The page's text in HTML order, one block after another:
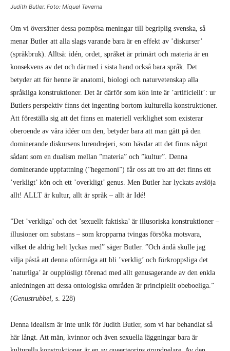
Judith Butler. Foto: Miquel Taverna
Om vi översätter dessa pompösa meningar till begriplig svenska, så
menar Butler att alla slags varande bara är en effekt av ’diskurser’
(språkbruk). Alltså: idén, ordet, språket är primärt och materia är en
konsekvens av det och därmed i sista hand också bara språk. Det
betyder att för henne är anatomi, biologi och naturvetenskap alla
språkliga konstruktioner. Det är därför som kön inte är ’artificiellt’: ur
Butlers perspektiv finns det ingenting bortom kulturella konstruktioner.
Att föreställa sig att det finns en materiell verklighet som existerar
oberoende av våra idéer om den, betyder bara att man gått på den
dominerande diskursens lurendrejeri, som hävdar att det finns något
sådant som en dualism mellan ”materia” och ”kultur”. Denna
dominerande uppfattning (”hegemoni”) får oss att tro att det finns ett
’verkligt’ kön och ett ’overkligt’ genus. Men Butler har lyckats avslöja
allt! ALLT är kultur, allt är språk – allt är Idé!
”Det ’verkliga’ och det ’sexuellt faktiska’ är illusoriska konstruktioner –
illusioner om substans – som kropparna tvingas försöka motsvara,
vilket de aldrig helt lyckas med” säger Butler. ”Och ändå skulle jag
vilja påstå att denna oförmåga att bli ’verklig’ och förkroppsliga det
’naturliga’ är oupplösligt förenad med allt genusagerande av den enkla
anledningen att dessa ontologiska områden är principiellt obeboeliga.”
(Genustrubbel , s. 228)
Denna idealism är inte unik för Judith Butler, som vi har behandlat så
här långt. Att män, kvinnor och även sexuella läggningar bara är